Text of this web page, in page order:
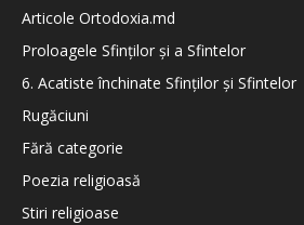
Articole Ortodoxia.md
Proloagele Sfinților și a Sfintelor
6. Acatiste închinate Sfinților și Sfintelor
Rugăciuni
Fără categorie
Poezia religioasă
Stiri religioase